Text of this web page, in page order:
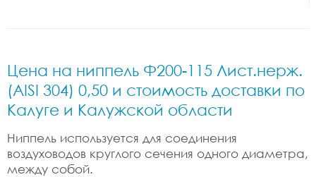
Цена на ниппель Ф200-115 Лист.нерж.
(AISI 304) 0,50 и стоимость доставки по
Калуге и Калужской области
Ниппель используется для соединения
воздуховодов круглого сечения одного диаметра,
между собой.